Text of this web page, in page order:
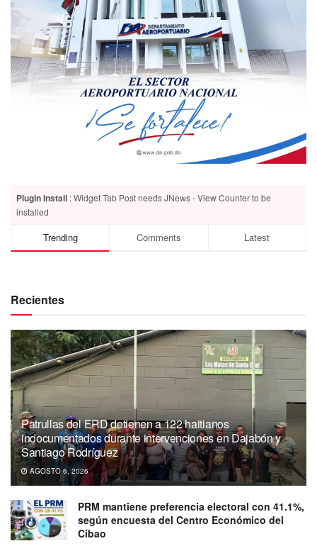
Plugin Install : Widget Tab Post needs JNews - View Counter to be
installed
Trending Comments Latest
Recientes
Patrullas del ERD detienen a 122 haitianos
indocumentados durante intervenciones en Dajabón y
Santiago Rodríguez
AGOSTO 6, 2026
PRM mantiene preferencia electoral con 41.1%,
según encuesta del Centro Económico del
Cibao